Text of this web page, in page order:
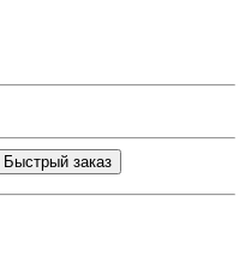
Быстрый заказ